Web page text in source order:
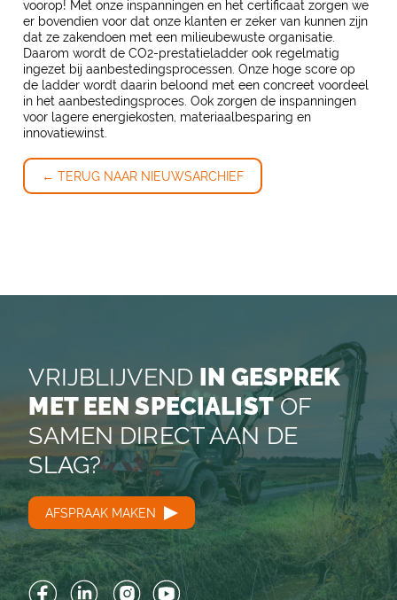
voorop! Met onze inspanningen en het certificaat zorgen we
er bovendien voor dat onze klanten er zeker van kunnen zijn
dat ze zakendoen met een milieubewuste organisatie.
Daarom wordt de CO2-prestatieladder ook regelmatig
ingezet bij aanbestedingsprocessen. Onze hoge score op
de ladder wordt daarin beloond met een concreet voordeel
in het aanbestedingsproces. Ook zorgen de inspanningen
voor lagere energiekosten, materiaalbesparing en
innovatiewinst.
← TERUG NAAR NIEUWSARCHIEF
VRIJBLIJVEND IN GESPREK
MET EEN SPECIALISTOF
SAMEN DIRECT AAN DE
SLAG?
AFSPRAAK MAKEN